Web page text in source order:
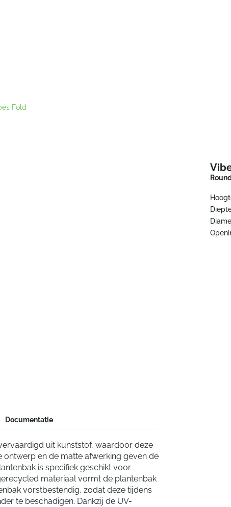
Fold
Documentatie
uit kunststof, waardoor deze
ontwerp en de matte afwerking geven de
is specifiek geschikt voor
materiaal vormt de plantenbak
vorstbestendig, zodat deze tijdens
te beschadigen. Dankzij de UV-